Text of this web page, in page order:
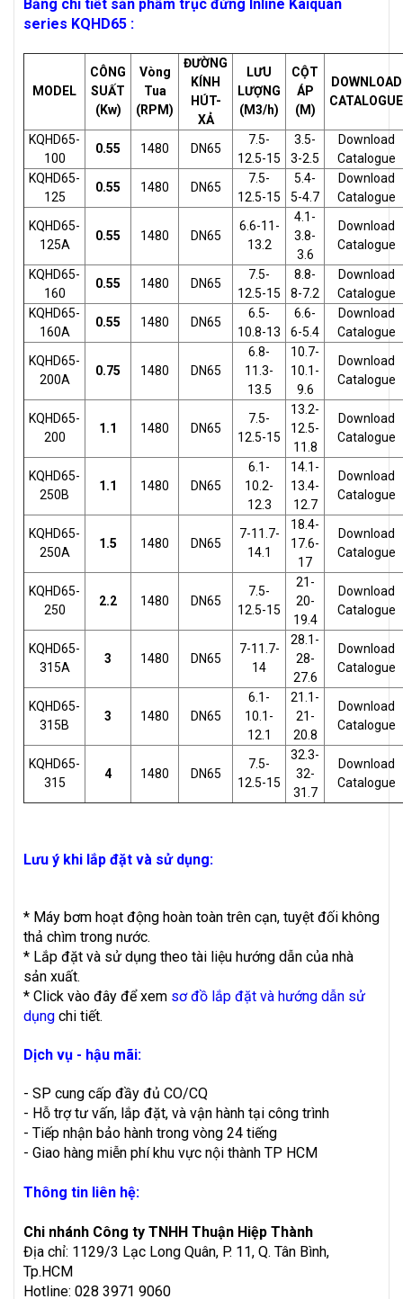
Bảng chi tiết sản phẩm trục đứng Inline Kaiquan
series KQHD65 :
MODEL
CÔNG
SUẤT
(Kw)
Vòng
Tua
(RPM)
ĐƯỜNG
KÍNH
HÚT-
XẢ
LƯU
LƯỢNG
(M3/h)
CỘT
ÁP
(M)
DOWNLOAD
CATALOGUE
KQHD65-
100
0.55 1480 DN65
7.5-
12.5-15
3.5-
3-2.5
Download
Catalogue
KQHD65-
125
0.55 1480 DN65
7.5-
12.5-15
5.4-
5-4.7
Download
Catalogue
KQHD65-
125A
0.55 1480 DN65
6.6-11-
13.2
4.1-
3.8-
3.6
Download
Catalogue
KQHD65-
160
0.55 1480 DN65
7.5-
12.5-15
8.8-
8-7.2
Download
Catalogue
KQHD65-
160A
0.55 1480 DN65
6.5-
10.8-13
6.6-
6-5.4
Download
Catalogue
KQHD65-
200A
0.75 1480 DN65
6.8-
11.3-
13.5
10.7-
10.1-
9.6
Download
Catalogue
KQHD65-
200
1.1 1480 DN65
7.5-
12.5-15
13.2-
12.5-
11.8
Download
Catalogue
KQHD65-
250B
1.1 1480 DN65
6.1-
10.2-
12.3
14.1-
13.4-
12.7
Download
Catalogue
KQHD65-
250A
1.5 1480 DN65
7-11.7-
14.1
18.4-
17.6-
17
Download
Catalogue
KQHD65-
250
2.2 1480 DN65
7.5-
12.5-15
21-
20-
19.4
Download
Catalogue
KQHD65-
315A
3 1480 DN65
7-11.7-
14
28.1-
28-
27.6
Download
Catalogue
KQHD65-
315B
3 1480 DN65
6.1-
10.1-
12.1
21.1-
21-
20.8
Download
Catalogue
KQHD65-
315
4 1480 DN65
7.5-
12.5-15
32.3-
32-
31.7
Download
Catalogue
Lưu ý khi lắp đặt và sử dụng:
* Máy bơm hoạt động hoàn toàn trên cạn, tuyệt đối không
thả chìm trong nước.
* Lắp đặt và sử dụng theo tài liệu hướng dẫn của nhà
sản xuất.
* Click vào đây để xem sơ đồ lắp đặt và hướng dẫn sử
dụng chi tiết.
Dịch vụ - hậu mãi:
- SP cung cấp đầy đủ CO/CQ
- Hỗ trợ tư vấn, lắp đặt, và vận hành tại công trình
- Tiếp nhận bảo hành trong vòng 24 tiếng
- Giao hàng miễn phí khu vực nội thành TP HCM
Thông tin liên hệ:
Chi nhánh Công ty TNHH Thuận Hiệp Thành
Địa chỉ: 1129/3 Lạc Long Quân, P. 11, Q. Tân Bình,
Tp.HCM
Hotline: 028 3971 9060